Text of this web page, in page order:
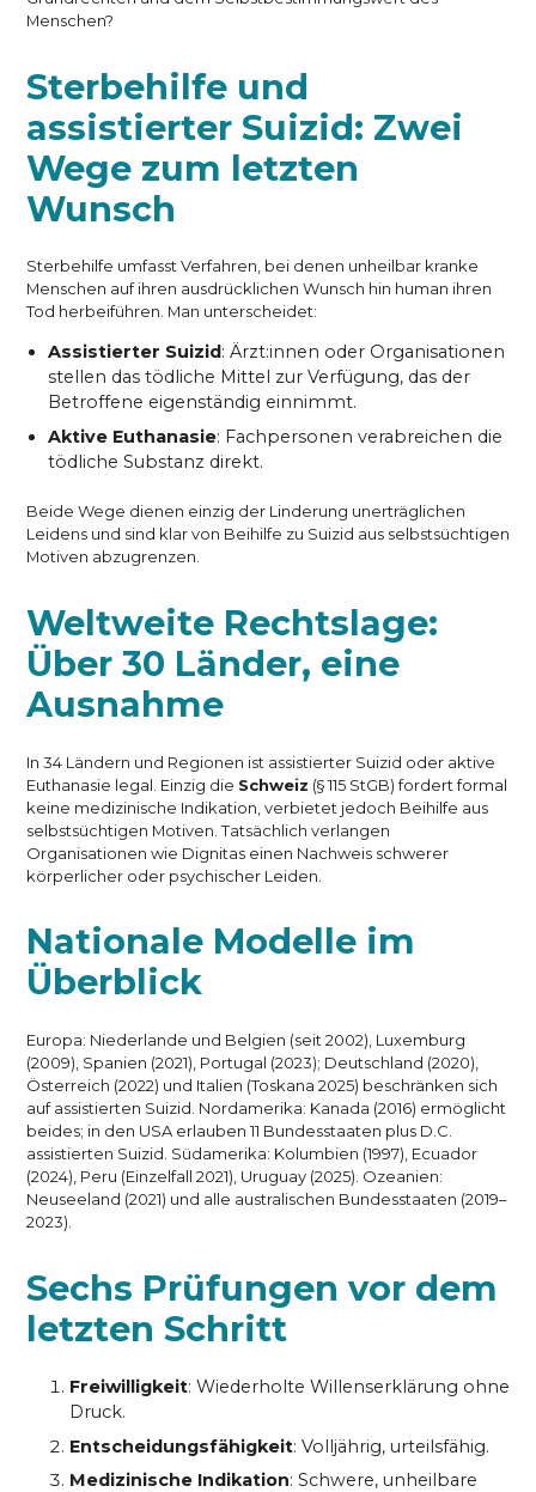
Menschen?
Sterbehilfe und
assistierter Suizid: Zwei
Wege zum letzten
Wunsch
Sterbehilfe umfasst Verfahren, bei denen unheilbar kranke
Menschen auf ihren ausdrücklichen Wunsch hin human ihren
Tod herbeiführen. Man unterscheidet:
Assistierter Suizid : Ärzt:innen oder Organisationen
stellen das tödliche Mittel zur Verfügung, das der
Betroffene eigenständig einnimmt.
Aktive Euthanasie: Fachpersonen verabreichen die
tödliche Substanz direkt.
Beide Wege dienen einzig der Linderung unerträglichen
Leidens und sind klar von Beihilfe zu Suizid aus selbstsüchtigen
Motiven abzugrenzen.
Weltweite Rechtslage:
Über 30 Länder, eine
Ausnahme
In 34 Ländern und Regionen ist assistierter Suizid oder aktive
Euthanasie legal. Einzig die Schweiz (§ 115 StGB) fordert formal
keine medizinische Indikation, verbietet jedoch Beihilfe aus
selbstsüchtigen Motiven. Tatsächlich verlangen
Organisationen wie Dignitas einen Nachweis schwerer
körperlicher oder psychischer Leiden.
Nationale Modelle im
Überblick
Europa: Niederlande und Belgien (seit 2002), Luxemburg
(2009), Spanien (2021), Portugal (2023); Deutschland (2020),
Österreich (2022) und Italien (Toskana 2025) beschränken sich
auf assistierten Suizid. Nordamerika: Kanada (2016) ermöglicht
beides; in den USA erlauben 11 Bundesstaaten plus D.C.
assistierten Suizid. Südamerika: Kolumbien (1997), Ecuador
(2024), Peru (Einzelfall 2021), Uruguay (2025). Ozeanien:
Neuseeland (2021) und alle australischen Bundesstaaten (2019–
2023).
Sechs Prüfungen vor dem
letzten Schritt
Freiwilligkeit: Wiederholte Willenserklärung ohne
Druck.
Entscheidungsfähigkeit: Volljährig, urteilsfähig.
Medizinische Indikation: Schwere, unheilbare